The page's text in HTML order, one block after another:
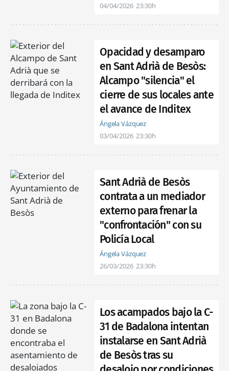
04/04/2026 23:30h
Opacidad y desamparo
en Sant Adrià de Besòs:
Alcampo "silencia" el
cierre de sus locales ante
el avance de Inditex
Ángela Vázquez
03/04/2026 23:30h
Sant Adrià de Besòs
contrata a un mediador
externo para frenar la
"confrontación" con su
Policía Local
Ángela Vázquez
26/03/2026 23:30h
Los acampados bajo la C-
31 de Badalona intentan
instalarse en Sant Adrià
de Besòs tras su